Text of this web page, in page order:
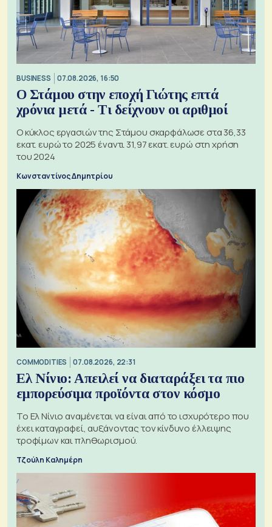
BUSINESS 07.08.2026, 16:50
Ο Στάμου στην εποχή Γιώτης επτά
χρόνια μετά - Τι δείχνουν οι αριθμοί
Ο κύκλος εργασιών της Στάμου σκαρφάλωσε στα 36,33
εκατ. ευρώ το 2025 έναντι 31,97 εκατ. ευρώ στη χρήση
του 2024
Κωνσταντίνος Δημητρίου
COMMODITIES 07.08.2026, 22:31
Ελ Νίνιο: Απειλεί να διαταράξει τα πιο
εμπορεύσιμα προϊόντα στον κόσμο
Το Ελ Νίνιο αναμένεται να είναι από το ισχυρότερο που
έχει καταγραφεί, αυξάνοντας τον κίνδυνο έλλειψης
τροφίμων και πληθωρισμού.
Τζούλη Καλημέρη